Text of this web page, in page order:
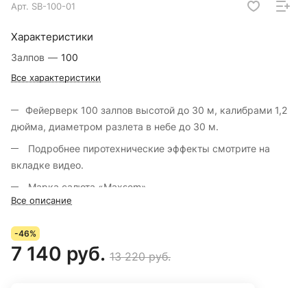
Арт. SB-100-01
Характеристики
Залпов — 100
Все характеристики
Фейерверк 100 залпов высотой до 30 м, калибрами 1,2
дюйма, диаметром разлета в небе до 30 м.
Подробнее пиротехнические эффекты смотрите на
вкладке видео.
Марка салюта «Maxsem».
Все описание
-46%
7 140 руб. 13 220 руб.